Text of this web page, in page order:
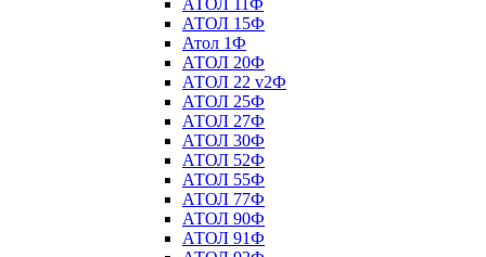
АТОЛ 11Ф
АТОЛ 15Ф
Атол 1Ф
АТОЛ 20Ф
АТОЛ 22 v2Ф
АТОЛ 25Ф
АТОЛ 27Ф
АТОЛ 30Ф
АТОЛ 52Ф
АТОЛ 55Ф
АТОЛ 77Ф
АТОЛ 90Ф
АТОЛ 91Ф